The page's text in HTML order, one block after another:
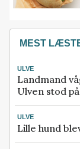
MEST
ULVE
Landmand
Ulven stod
ULVE
Lille hund